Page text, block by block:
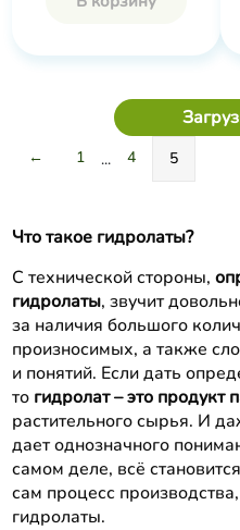
← 1 ... 4 5
Что такое гидролаты?
С технической стороны,
гидролаты, звучит
за наличия большого
произносимых, а также
и понятий. Если дать
то гидролат – это продукт
растительного сырья. И
дает однозначного
самом деле, всё
сам процесс
гидролаты.